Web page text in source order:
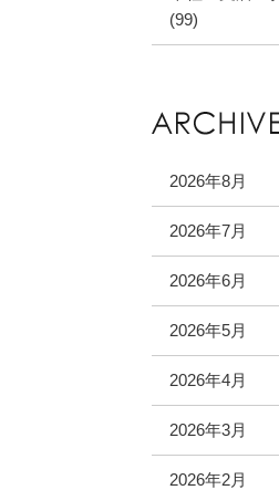
(99)
2026年8月
2026年7月
2026年6月
2026年5月
2026年4月
2026年3月
2026年2月